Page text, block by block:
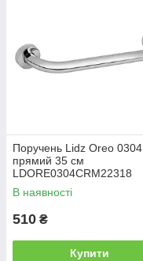
Поручень Lidz Oreo 0304
прямий 35 см
LDORE0304CRM22318
Chrome
В наявності
510 ₴
Купити